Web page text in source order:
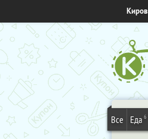
Киров
Все Еда 6